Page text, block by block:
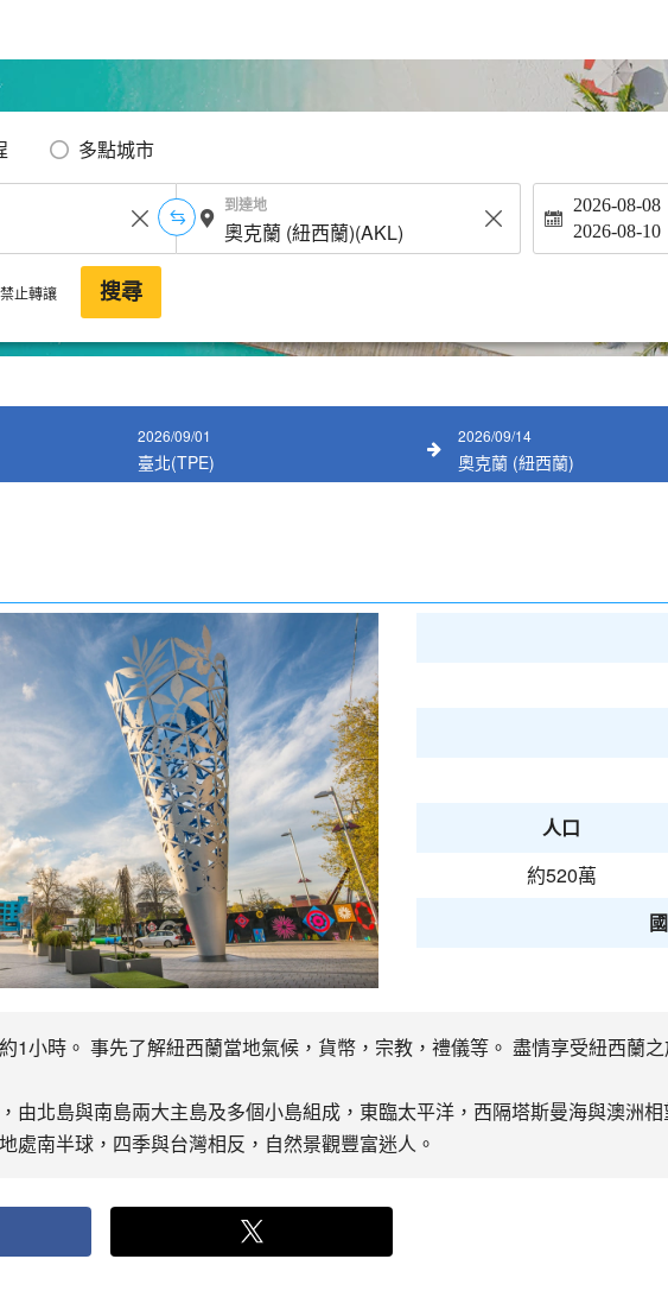
多點城市
到達地 2026-08-08
2026-08-10
止轉讓 搜尋
2026/09/01
臺北(TPE)
2026/09/14
奧克蘭 (紐西蘭)
人口
約520萬
1小時。 事先了解紐西蘭當地氣候，貨幣，宗教，禮儀等。 盡情享受紐西蘭
由北島與南島兩大主島及多個小島組成，東臨太平洋，西隔塔斯曼海與澳洲
處南半球，四季與台灣相反，自然景觀豐富迷人。